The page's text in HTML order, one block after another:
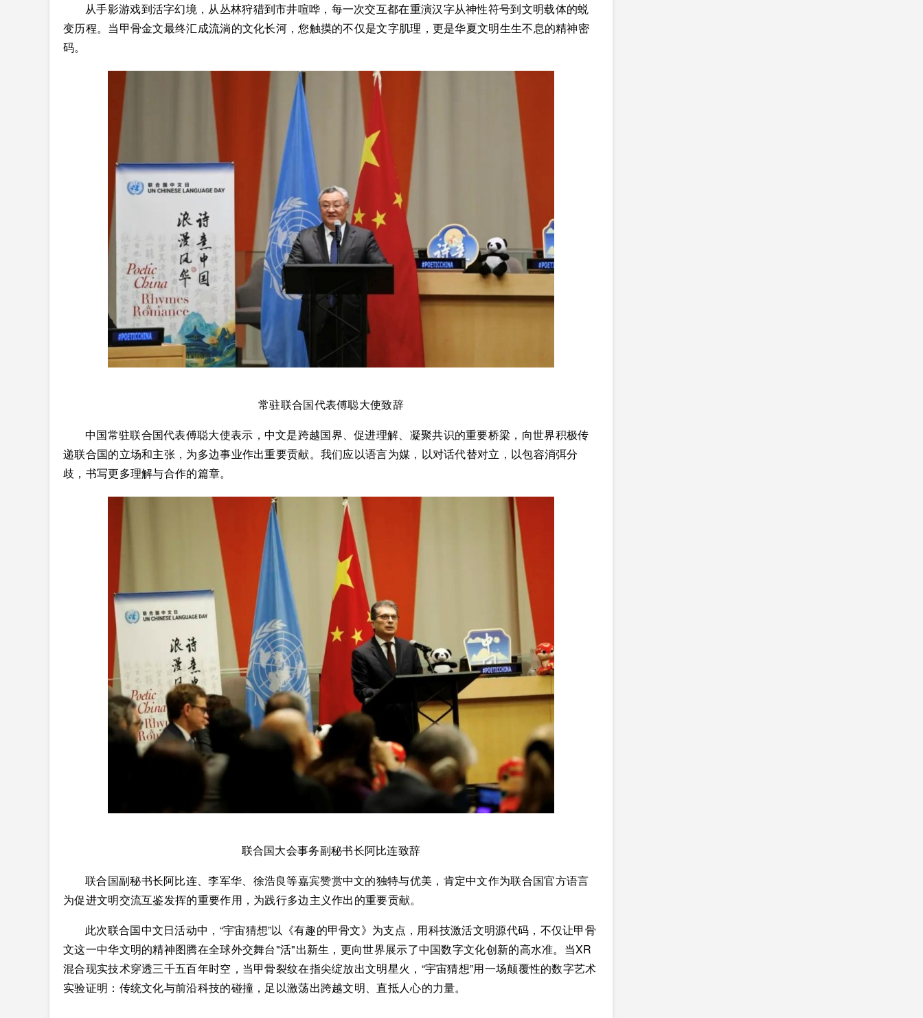
从手影游戏到活字幻境，从丛林狩猎到市井喧哗，每一次交互都在重演汉字从神性符号到文明载体的蜕
变历程。当甲骨金文最终汇成流淌的文化长河，您触摸的不仅是文字肌理，更是华夏文明生生不息的精神密
码。
常驻联合国代表傅聪大使致辞
中国常驻联合国代表傅聪大使表示，中文是跨越国界、促进理解、凝聚共识的重要桥梁，向世界积极传
递联合国的立场和主张，为多边事业作出重要贡献。我们应以语言为媒，以对话代替对立，以包容消弭分
歧，书写更多理解与合作的篇章。
联合国大会事务副秘书长阿比连致辞
联合国副秘书长阿比连、李军华、徐浩良等嘉宾赞赏中文的独特与优美，肯定中文作为联合国官方语言
为促进文明交流互鉴发挥的重要作用，为践行多边主义作出的重要贡献。
此次联合国中文日活动中，“宇宙猜想”以《有趣的甲骨文》为支点，用科技激活文明源代码，不仅让甲骨
文这一中华文明的精神图腾在全球外交舞台"活"出新生，更向世界展示了中国数字文化创新的高水准。当XR
混合现实技术穿透三千五百年时空，当甲骨裂纹在指尖绽放出文明星火，“宇宙猜想”用一场颠覆性的数字艺术
实验证明：传统文化与前沿科技的碰撞，足以激荡出跨越文明、直抵人心的力量。